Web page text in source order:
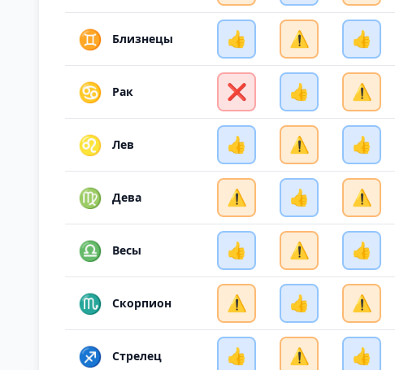
♊ Близнецы 👍 ⚠️ 👍
♋ Рак ❌ 👍 ⚠️
♌ Лев 👍 ⚠️ 👍
♍ Дева ⚠️ 👍 ⚠️
♎ Весы 👍 ⚠️ 👍
♏ Скорпион ⚠️ 👍 ⚠️
♐ Стрелец 👍 ⚠️ 👍